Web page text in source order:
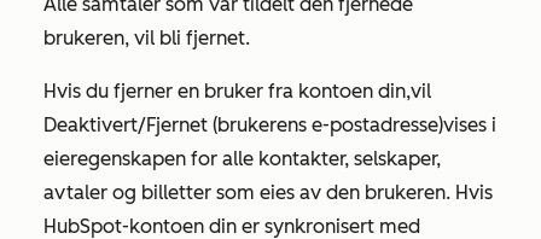
brukeren, vil bli fjernet.
Hvis du fjerner en bruker fra kontoen din,vil
Deaktivert/Fjernet (brukerens e-postadresse)vises i
eieregenskapen for alle kontakter, selskaper,
avtaler og billetter som eies av den brukeren. Hvis
HubSpot-kontoen din er synkronisert med